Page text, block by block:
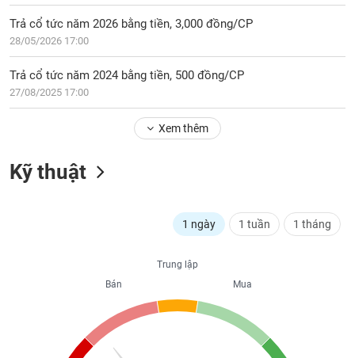
doanh
nghiệp
Tin
tức
sự
liệu
Trả cổ tức năm 2026 bằng tiền, 3,000 đồng/CP
28/05/2026 17:00
Trả cổ tức năm 2024 bằng tiền, 500 đồng/CP
27/08/2025 17:00
Xem thêm
Kỹ thuật
1 ngày 1 tuần 1 tháng
Trung lập
Mua
Bán
NGUYÊN
VẬT
LIỆU